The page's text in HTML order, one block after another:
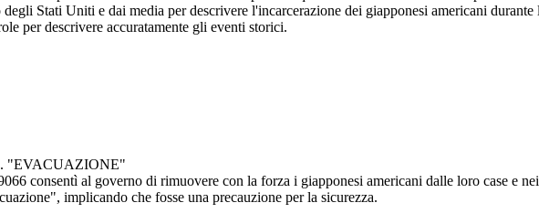
Attribution Required (https://creativecommons.org/publicdomain/zero/1.0)
è accaduto ai giapponesi americani durante la seconda
guerra mondiale. Un termine più preciso è "incarcerazione".
A migliaia di persone che non avevano commesso crimini è
stato negato il giusto processo, costrette a lasciare le loro
Stati Uniti e dai media per descrivere l'incarcerazione dei giapponesi americani
per descrivere accuratamente gli eventi storici.
"EVACUAZIONE"
consentì al governo di rimuovere con la forza i giapponesi americani dalle loro case e
implicando che fosse una precauzione per la sicurezza.